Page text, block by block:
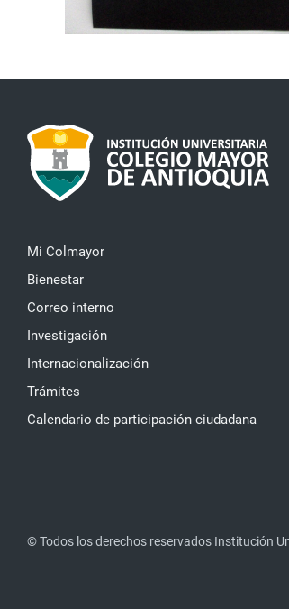
Mi Colmayor
Bienestar
Correo interno
Investigación
Internacionalización
Trámites
Calendario de participación ciudadana
© Todos los derechos reservados Institución